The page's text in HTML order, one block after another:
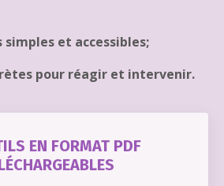
et accessibles;
pour réagir et intervenir.
EN FORMAT PDF